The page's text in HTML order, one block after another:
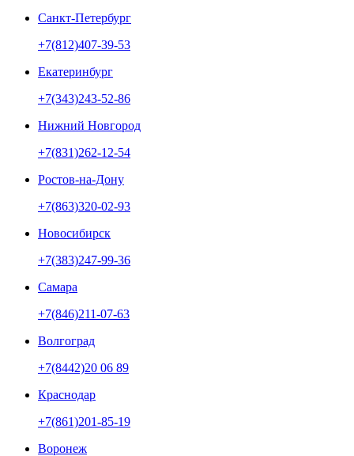
Санкт-Петербург
+7(812)407-39-53
Екатеринбург
+7(343)243-52-86
Нижний Новгород
+7(831)262-12-54
Ростов-на-Дону
+7(863)320-02-93
Новосибирск
+7(383)247-99-36
Самара
+7(846)211-07-63
Волгоград
+7(8442)20 06 89
Краснодар
+7(861)201-85-19
Воронеж